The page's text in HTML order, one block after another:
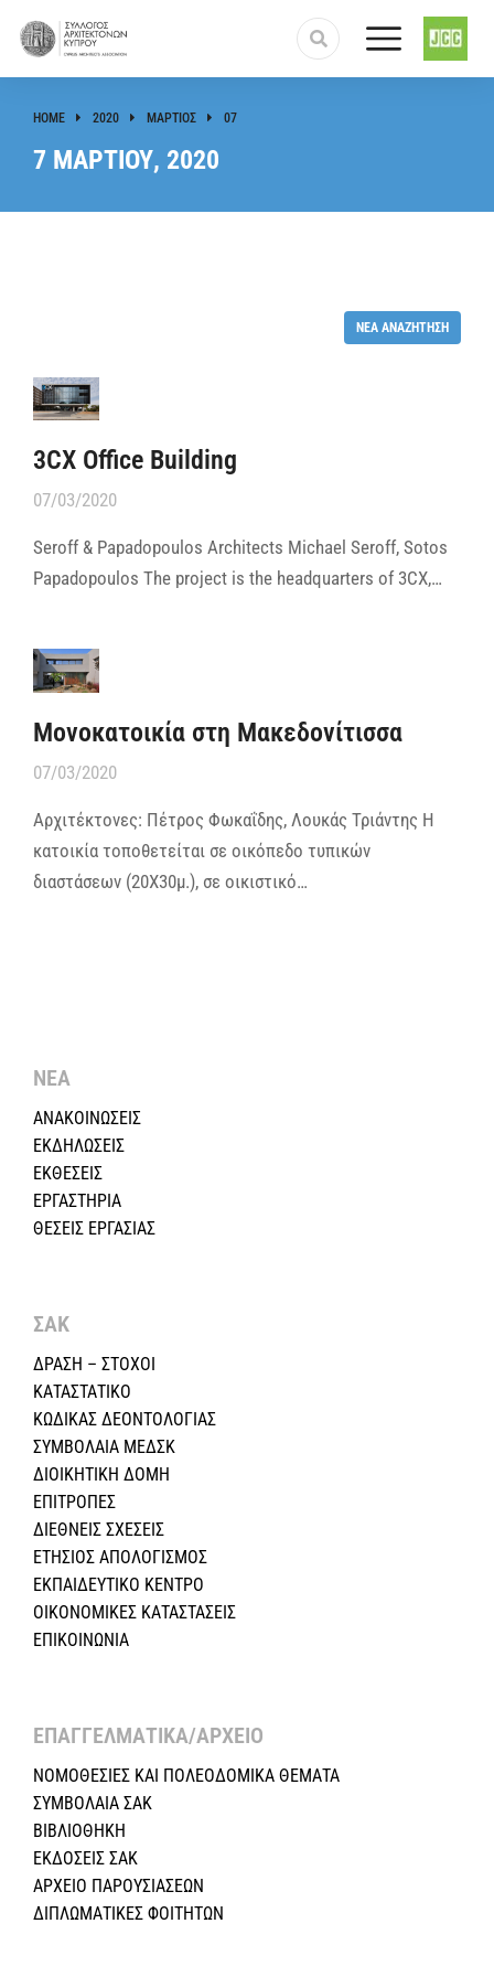
You are here:
HOME 2020 ΜΆΡΤΙΟΣ 07
7 ΜΑΡΤΊΟΥ, 2020
ΝΈΑ ΑΝΑΖΉΤΗΣΗ
3CX Office Building
07/03/2020
Seroff & Papadopoulos Architects Michael Seroff, Sotos
Papadopoulos The project is the headquarters of 3CX,…
Μονοκατοικία στη Μακεδονίτισσα
07/03/2020
Αρχιτέκτονες: Πέτρος Φωκαΐδης, Λουκάς Τριάντης Η
κατοικία τοποθετείται σε οικόπεδο τυπικών
διαστάσεων (20Χ30μ.), σε οικιστικό…
ΝΕΑ
ΑΝΑΚΟΙΝΩΣΕΙΣ
ΕΚΔΗΛΩΣΕΙΣ
ΕΚΘΕΣΕΙΣ
ΕΡΓΑΣΤΗΡΙΑ
ΘΕΣΕΙΣ ΕΡΓΑΣΙΑΣ
ΣΑΚ
ΔΡΑΣΗ – ΣΤΟΧΟΙ
ΚΑΤΑΣΤΑΤΙΚΟ
ΚΩΔΙΚΑΣ ΔΕΟΝΤΟΛΟΓΙΑΣ
ΣΥΜΒΟΛΑΙΑ ΜΕΔΣΚ
ΔΙΟΙΚΗΤΙΚΗ ΔΟΜΗ
ΕΠΙΤΡΟΠΕΣ
ΔΙΕΘΝΕΙΣ ΣΧΕΣEIΣ
ΕΤΗΣΙΟΣ ΑΠΟΛΟΓΙΣΜΟΣ
ΕΚΠΑΙΔΕΥΤΙΚΟ ΚΕΝΤΡΟ
ΟΙΚΟΝΟΜΙΚΕΣ ΚΑΤΑΣΤΑΣΕΙΣ
ΕΠΙΚΟΙΝΩΝΙΑ
ΕΠΑΓΓΕΛΜΑΤΙΚΑ/ΑΡΧΕΙΟ ​
ΝΟΜΟΘΕΣΙΕΣ KAI ΠΟΛΕΟΔΟΜΙΚΑ ΘΕΜΑΤΑ
ΣΥΜΒΟΛΑΙΑ ΣΑΚ
ΒΙΒΛΙΟΘΗΚΗ
ΕΚΔΟΣΕΙΣ ΣΑΚ
ΑΡΧΕΙΟ ΠΑΡΟΥΣΙΑΣΕΩΝ
ΔΙΠΛΩΜΑΤΙΚΕΣ ΦΟΙΤΗΤΩΝ